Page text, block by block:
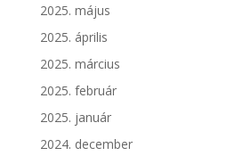
2025. május
2025. április
2025. március
2025. február
2025. január
2024. december